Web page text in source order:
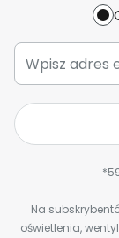
Na
oświetlenia,